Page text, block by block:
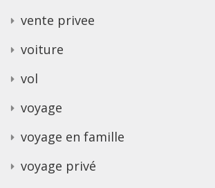
vente privee
voiture
vol
voyage
voyage en famille
voyage privé